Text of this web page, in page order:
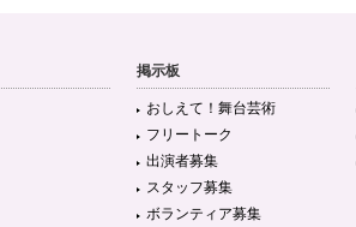
掲示板
おしえて！舞台芸術
フリートーク
出演者募集
スタッフ募集
ボランティア募集